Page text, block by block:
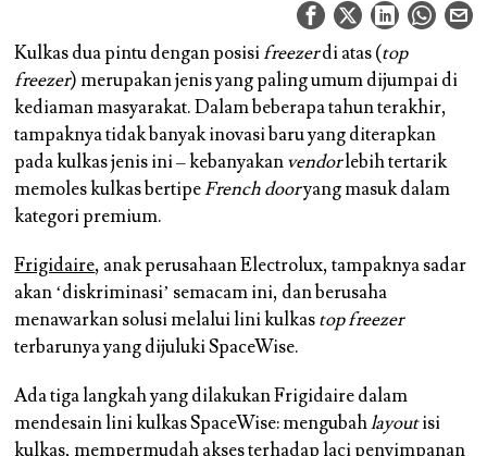
Kulkas dua pintu dengan posisifreezerdi atas (top
freezer) merupakan jenis yang paling umum dijumpai di
kediaman masyarakat. Dalam beberapa tahun terakhir,
tampaknya tidak banyak inovasi baru yang diterapkan
pada kulkas jenis ini – kebanyakanvendorlebih tertarik
memoles kulkas bertipeFrench dooryang masuk dalam
kategori premium.
Frigidaire, anak perusahaan Electrolux, tampaknya sadar
akan ‘diskriminasi’ semacam ini, dan berusaha
menawarkan solusi melalui lini kulkastop freezer
terbarunya yang dijuluki SpaceWise.
Ada tiga langkah yang dilakukan Frigidaire dalam
mendesain lini kulkas SpaceWise: mengubahlayoutisi
kulkas, mempermudah akses terhadap laci penyimpanan